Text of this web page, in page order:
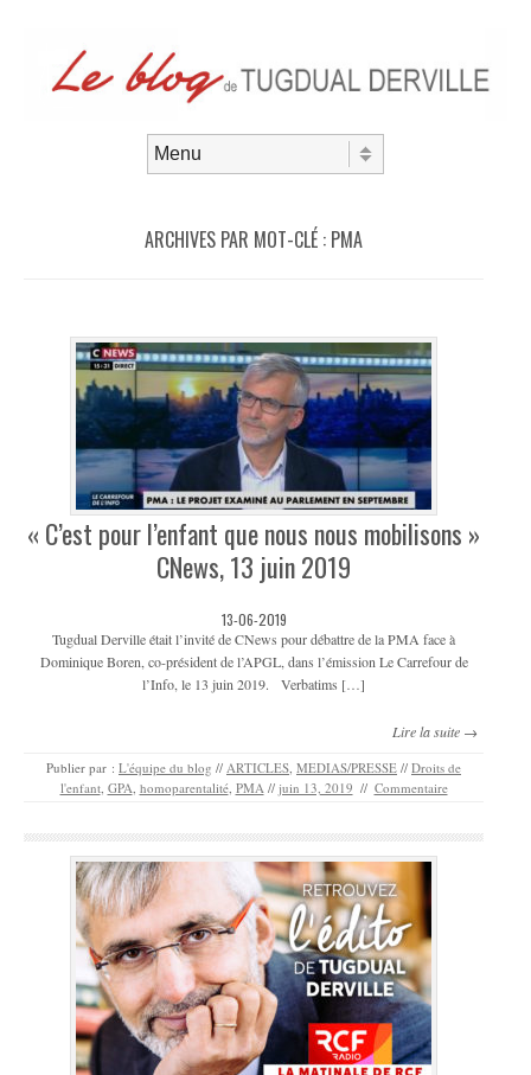
ARCHIVES PAR MOT-CLÉ : PMA
« C’est pour l’enfant que nous nous mobilisons »
CNews, 13 juin 2019
13-06-2019
Tugdual Derville était l’invité de CNews pour débattre de la PMA face à
Dominique Boren, co-président de l’APGL, dans l’émission Le Carrefour de
l’Info, le 13 juin 2019. Verbatims […]
Lire la suite →
Publier par : L'équipe du blog // ARTICLES MEDIAS/PRESSE // Droits de
l'enfant, GPA homoparentalité, PMA // juin 13, 2019 // Commentaire